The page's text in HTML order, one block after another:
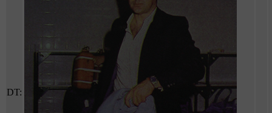
DT: